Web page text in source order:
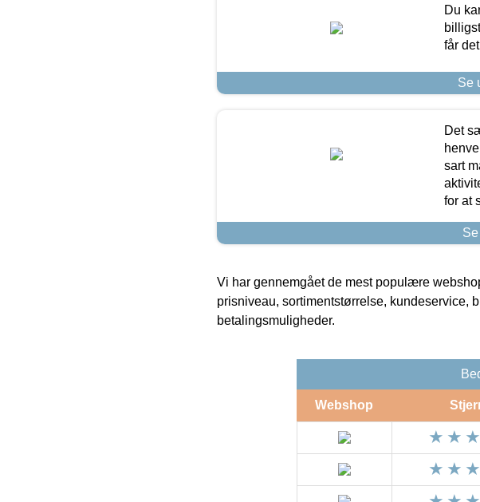
Du
får
Se
Det
sart
for at
Vi har gennemgået de mest populære
prisniveau, sortimentstørrelse, kundeservice,
betalingsmuligheder.
Webshop